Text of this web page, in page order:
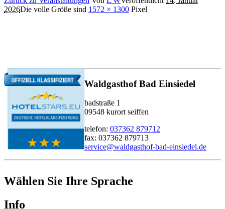
2026Die volle Größe sind 1572 × 1300 Pixel
Waldgasthof Bad Einsiedel
badstraße 1
09548 kurort seiffen
telefon: 037362 879712
fax: 037362 879713
service@waldgasthof-bad-einsiedel.de
Wählen Sie Ihre Sprache
Info